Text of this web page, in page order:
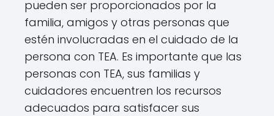
pueden ser proporcionados por la
familia, amigos y otras personas que
estén involucradas en el cuidado de la
persona con TEA. Es importante que las
personas con TEA, sus familias y
cuidadores encuentren los recursos
adecuados para satisfacer sus